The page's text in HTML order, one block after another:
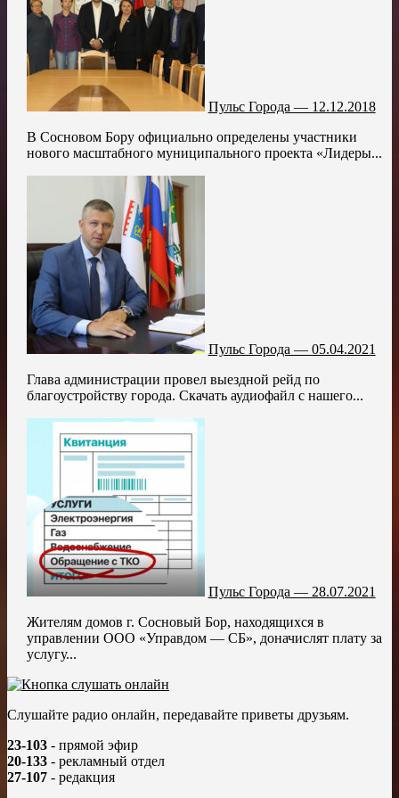
Пульс Города — 12.12.2018
В Сосновом Бору официально определены участники
нового масштабного муниципального проекта «Лидеры...
Пульс Города — 05.04.2021
Глава администрации провел выездной рейд по
благоустройству города. Скачать аудиофайл с нашего...
Пульс Города — 28.07.2021
Жителям домов г. Сосновый Бор, находящихся в
управлении ООО «Управдом — СБ», доначислят плату за
услугу...
Слушайте радио онлайн, передавайте приветы друзьям.
23-103 - прямой эфир
20-133 - рекламный отдел
27-107 - редакция